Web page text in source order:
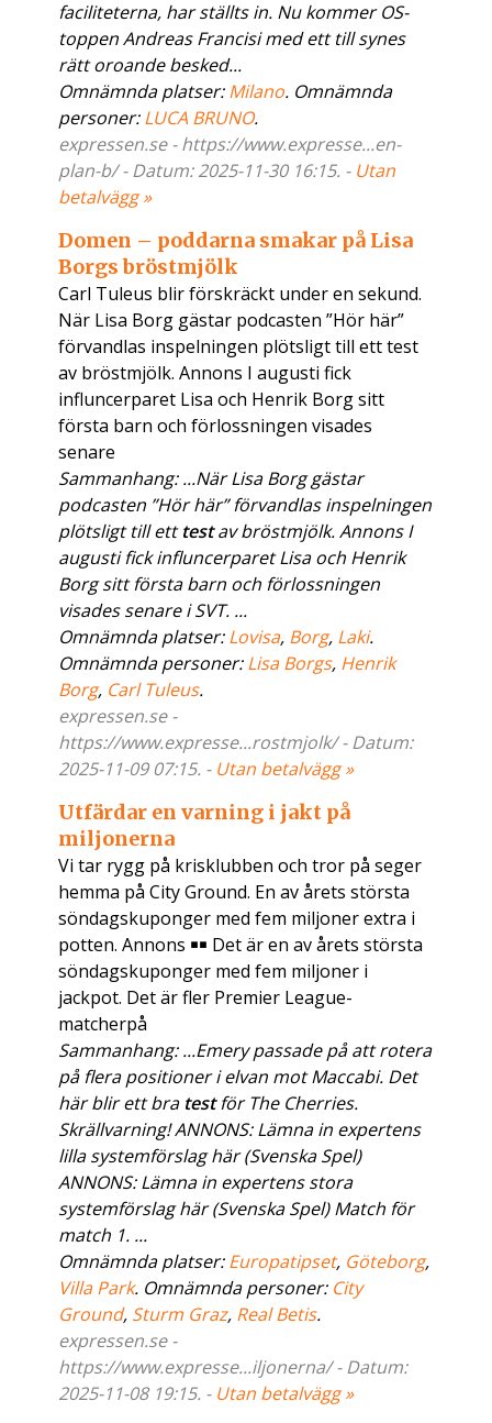
faciliteterna, har ställts in. Nu kommer OS-
toppen Andreas Francisi med ett till synes
rätt oroande besked...
Omnämnda platser:Milano. Omnämnda
personer:LUCA BRUNO.
expressen.se - https://www.expresse...en-
plan-b/ - Datum: 2025-11-30 16:15. - Utan
betalvägg »
Domen – poddarna smakar på Lisa
Borgs bröstmjölk
Carl Tuleus blir förskräckt under en sekund.
När Lisa Borg gästar podcasten ”Hör här”
förvandlas inspelningen plötsligt till ett test
av bröstmjölk. Annons I augusti fick
influncerparet Lisa och Henrik Borg sitt
första barn och förlossningen visades
senare
Sammanhang: ...När Lisa Borg gästar
podcasten ”Hör här” förvandlas inspelningen
plötsligt till etttestav bröstmjölk. Annons I
augusti fick influncerparet Lisa och Henrik
Borg sitt första barn och förlossningen
visades senare i SVT. ...
Omnämnda platser:Lovisa, Borg, Laki.
Omnämnda personer:Lisa Borgs, Henrik
Borg, Carl Tuleus.
expressen.se -
https://www.expresse...rostmjolk/ - Datum:
2025-11-09 07:15. - Utan betalvägg »
Utfärdar en varning i jakt på
miljonerna
Vi tar rygg på krisklubben och tror på seger
hemma på City Ground. En av årets största
söndagskuponger med fem miljoner extra i
potten. Annons ￭￭ Det är en av årets största
söndagskuponger med fem miljoner i
jackpot. Det är fler Premier League-
matcherpå
Sammanhang: ...Emery passade på att rotera
på flera positioner i elvan mot Maccabi. Det
här blir ett bra testför The Cherries.
Skrällvarning! ANNONS: Lämna in expertens
lilla systemförslag här (Svenska Spel)
ANNONS: Lämna in expertens stora
systemförslag här (Svenska Spel) Match för
match 1. ...
Omnämnda platser:Europatipset, Göteborg,
Villa Park. Omnämnda personer: City
Ground, Sturm Graz, Real Betis.
expressen.se -
https://www.expresse...iljonerna/ - Datum:
2025-11-08 19:15. - Utan betalvägg »